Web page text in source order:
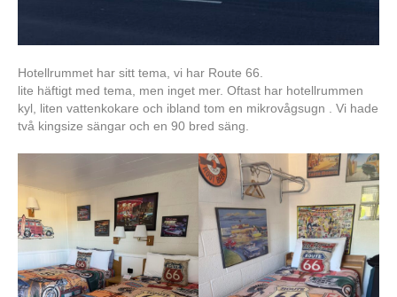
Hotellrummet har sitt tema, vi har Route 66.
lite häftigt med tema, men inget mer. Oftast har hotellrummen
kyl, liten vattenkokare och ibland tom en mikrovågsugn . Vi hade
två kingsize sängar och en 90 bred säng.